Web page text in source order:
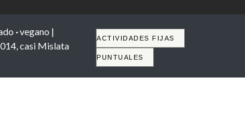
·vegano |
casi Mislata
Tabs
ACTIVIDADES FIJAS
PUNTUALES